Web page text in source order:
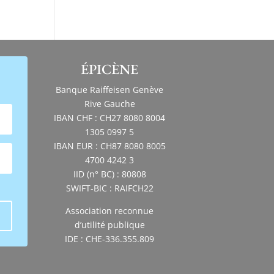
ÉPICÈNE
Banque Raiffeisen Genève
Rive Gauche
IBAN CHF : CH27 8080 8004
1305 0997 5
IBAN EUR : CH87 8080 8005
4700 4242 3
IID (n° BC) : 80808
SWIFT-BIC : RAIFCH22
Association reconnue
d’utilité publique
IDE : CHE-336.355.809